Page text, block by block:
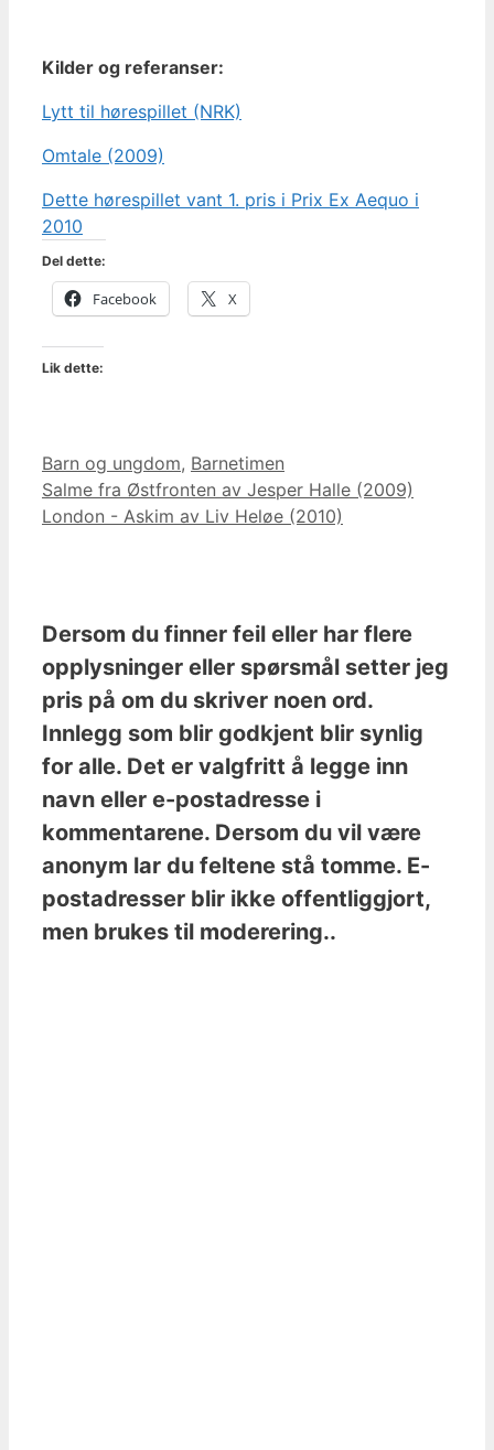
Kilder og referanser:
Lytt til hørespillet (NRK)
Omtale (2009)
Dette hørespillet vant 1. pris i Prix Ex Aequo i
2010
Del dette:
Facebook X
Lik dette:
Kategorier
Barn og ungdom, Barnetimen
Salme fra Østfronten av Jesper Halle (2009)
London - Askim av Liv Heløe (2010)
Dersom du finner feil eller har flere
opplysninger eller spørsmål setter jeg
pris på om du skriver noen ord.
Innlegg som blir godkjent blir synlig
for alle. Det er valgfritt å legge inn
navn eller e-postadresse i
kommentarene. Dersom du vil være
anonym lar du feltene stå tomme. E-
postadresser blir ikke offentliggjort,
men brukes til moderering..